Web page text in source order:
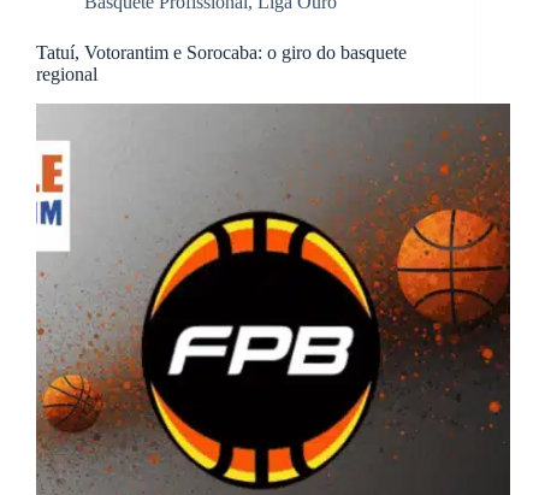
Tatuí, Votorantim e Sorocaba: o giro do basquete
regional